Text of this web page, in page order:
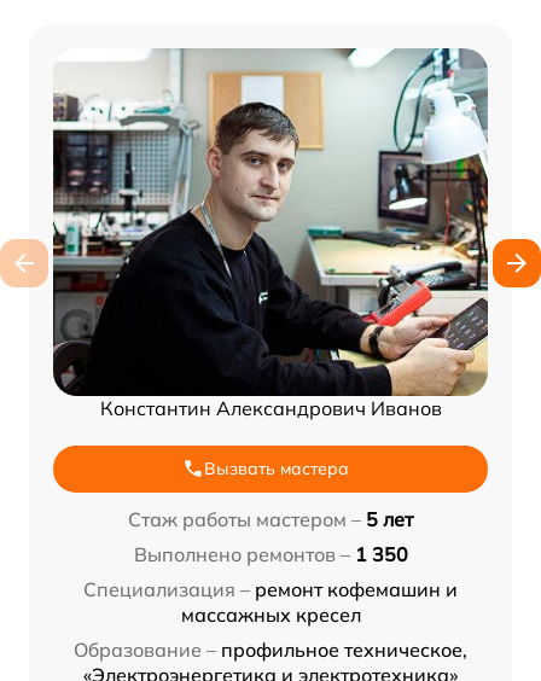
Константин Александрович Иванов
Вызвать мастера
Стаж работы мастером – 5 лет
Выполнено ремонтов – 1 350
Специализация – ремонт кофемашин и
массажных кресел
Образование – профильное техническое,
«Электроэнергетика и электротехника»